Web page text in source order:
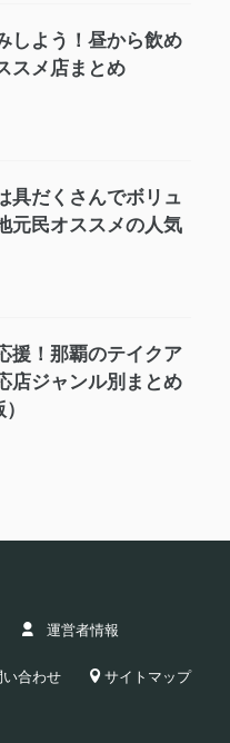
しよう！昼から飲め
スメ店まとめ
具だくさんでボリュ
元民オススメの人気
援！那覇のテイクア
店ジャンル別まとめ
運営者情報
い合わせ サイトマップ